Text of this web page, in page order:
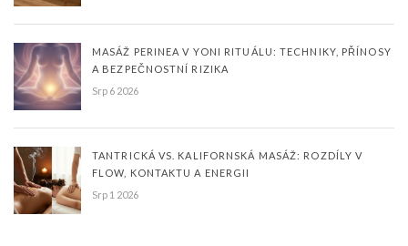
MASÁŽ PERINEA V YONI RITUÁLU: TECHNIKY, PŘÍNOSY
A BEZPEČNOSTNÍ RIZIKA
Srp 6 2026
TANTRICKÁ VS. KALIFORNSKÁ MASÁŽ: ROZDÍLY V
FLOW, KONTAKTU A ENERGII
Srp 1 2026